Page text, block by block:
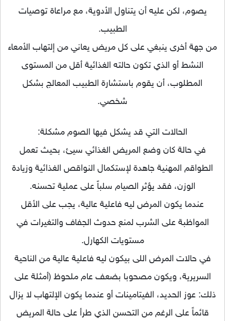
يصوم، لكن عليه أن يتناول الأدوية، مع مراعاة توصيات
الطبيب.
من جهة أخرى ينبغي على كل مريض يعاني من إلتهاب الأمعاء
النشط أو الذي تكون حالته الغذائية أقل من المستوى
المطلوب، أن يقوم باستشارة الطبيب المعالج بشكل
شخصي.
الحالات التي قد يشكل فيها الصوم مشكلة:
في حالة كان وضع المريض الغذائي سيئ، بحيث تعمل
الطواقم المهنية جاهدة لإستكمال النواقص الغذائية وزيادة
الوزن، فقد يؤثر الصيام سلباً على عملية تحسنه.
عندما يكون المرض ليه فاعلية عالية، يجب على الأقل
المواظبة على الشرب لمنع حدوث الجفاف والتغيرات في
مستويات الكهارل.
في حالات المرض اللى بيكون ليه فاعلية عالية من الناحية
السريرية، ويكون مصحوبا بضعف عام ملحوظ (أمثلة على
ذلك: عوز الحديد، الفيتامينات أو عندما يكون الإلتهاب لا يزال
قائماً على الرغم من التحسن الذي طرأ على حالة المريض